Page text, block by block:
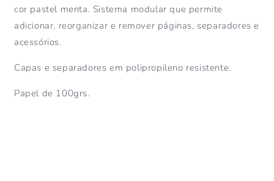
cor pastel menta. Sistema modular que permite
adicionar, reorganizar e remover páginas, separadores e
acessórios.
Capas e separadores em polipropileno resistente.
Papel de 100grs.